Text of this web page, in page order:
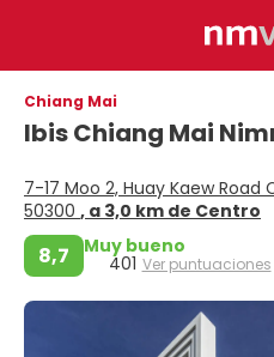
Chiang Mai
Ibis Chiang Mai
7-17 Moo 2, Huay Kaew Road
50300 , a 3,0 km de Centro
8,7 Muy bueno
401 Ver puntuaciones